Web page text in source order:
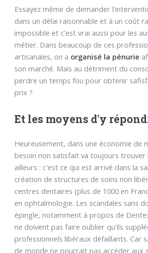
Essayez même de demander
dans un délai raisonnable et à un coût
impossible et c'est vrai aussi pour les
métier. Dans beaucoup de ces
artisanales, on a organisé la pénurie
son marché. Mais au détriment du
perdre un temps fou pour obtenir
prix ?
Et les moyens d'y
Heureusement, dans une économie de
besoin non satisfait va toujours trouver
ailleurs : c'est ce qui est arrivé dans la
création de structures de soins non
centres dentaires (plus de 1000 en
en ophtalmologie. Les scandales sans
épingle, notamment à propos de
ne doivent pas faire oublier qu'ils
professionnels libéraux défaillants. Car
de monde ne pourrait pas accéder aux